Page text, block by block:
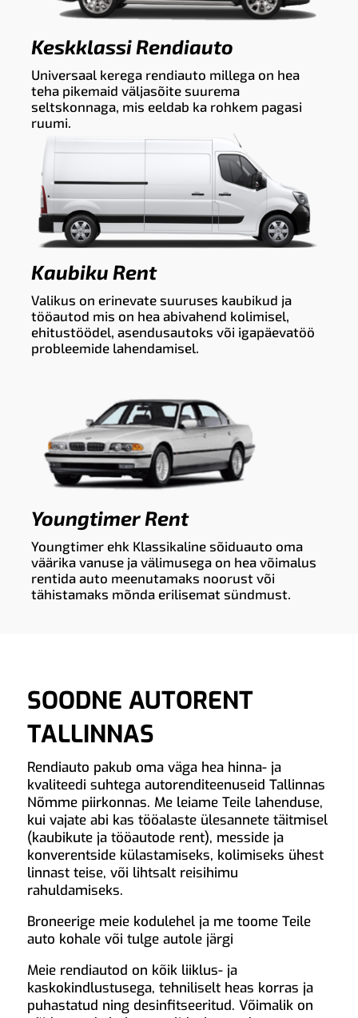
Keskklassi Rendiauto
Universaal kerega rendiauto millega on hea
teha pikemaid väljasõite suurema
seltskonnaga, mis eeldab ka rohkem pagasi
ruumi.
Kaubiku Rent
Valikus on erinevate suuruses kaubikud ja
tööautod mis on hea abivahend kolimisel,
ehitustöödel, asendusautoks või igapäevatöö
probleemide lahendamisel.
Youngtimer Rent
Youngtimer ehk Klassikaline sõiduauto oma
väärika vanuse ja välimusega on hea võimalus
rentida auto meenutamaks noorust või
tähistamaks mõnda erilisemat sündmust.
SOODNE AUTORENT
TALLINNAS
Rendiauto pakub oma väga hea hinna- ja
kvaliteedi suhtega autorenditeenuseid Tallinnas
Nõmme piirkonnas. Me leiame Teile lahenduse,
kui vajate abi kas tööalaste ülesannete täitmisel
(kaubikute ja tööautode rent), messide ja
konverentside külastamiseks, kolimiseks ühest
linnast teise, või lihtsalt reisihimu
rahuldamiseks.
Broneerige meie kodulehel ja me toome Teile
auto kohale või tulge autole järgi
Meie rendiautod on kõik liiklus- ja
kaskokindlustusega, tehniliselt heas korras ja
puhastatud ning desinfitseeritud. Võimalik on